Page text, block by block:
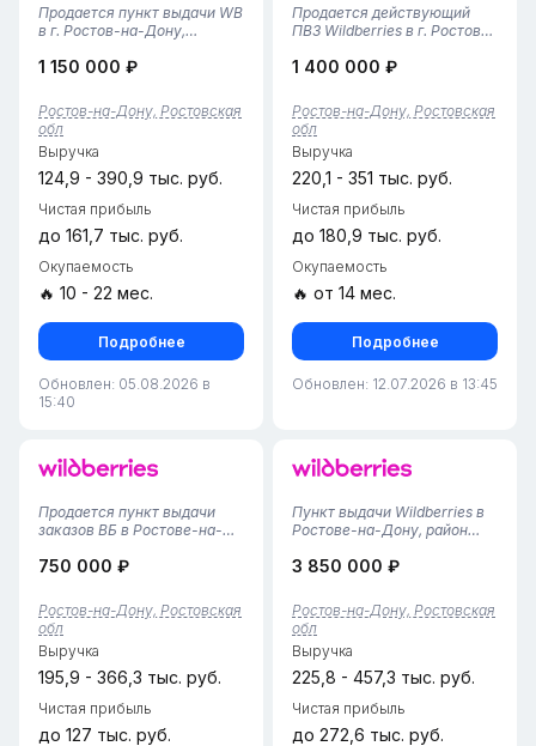
Продается пункт выдачи WB
в г. Ростов-на-Дону,
Площадь — 60 м²,
первом этаже, удобный вход
для клиентов.• Пункт
открыт с ноября 2021 года,
предоставляется...
1 150 000 ₽
Ростов-на-Дону, Ростовская
обл
Выручка
124,9 - 390,9 тыс. руб.
Чистая прибыль
до 161,7 тыс. руб.
Окупаемость
🔥 10 - 22 мес.
Подробнее
Обновлен: 05.08.2026 в
15:40
Продается действующий
ПВЗ Wildberries в г. Ростов-
Локация: Кировский район,
города, высокий
пешеходный трафик).•
Площадь: 59 кв. м.
(оптимальная площад...
1 400 000 ₽
Ростов-на-Дону, Ростовская
обл
Выручка
220,1 - 351 тыс. руб.
Чистая прибыль
до 180,9 тыс. руб.
Окупаемость
🔥 от 14 мес.
Подробнее
Обновлен: 12.07.2026 в 13:45
Продается пункт выдачи
заказов ВБ в Ростове-на-
пункте работают 2
обеспечивает качественное
обслуживание клиентов и
эффективное выполнение
операций. Комиссия сос...
750 000 ₽
Ростов-на-Дону, Ростовская
обл
Выручка
195,9 - 366,3 тыс. руб.
Чистая прибыль
до 127 тыс. руб.
Пункт выдачи Wildberries в
Ростове-на-Дону, район
удобно и выгодно: • Пункт
— проверенный и надёжный
сервис для получения
3 850 000 ₽
Ростов-на-Дону, Ростовская
обл
Выручка
225,8 - 457,3 тыс. руб.
Чистая прибыль
до 272,6 тыс. руб.